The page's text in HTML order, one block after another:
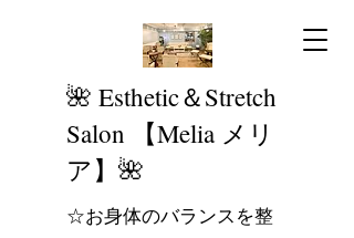
​🌺 Esthetic＆Stretch
Salon 【Melia メリ
ア】🌺
☆お身体のバランスを整